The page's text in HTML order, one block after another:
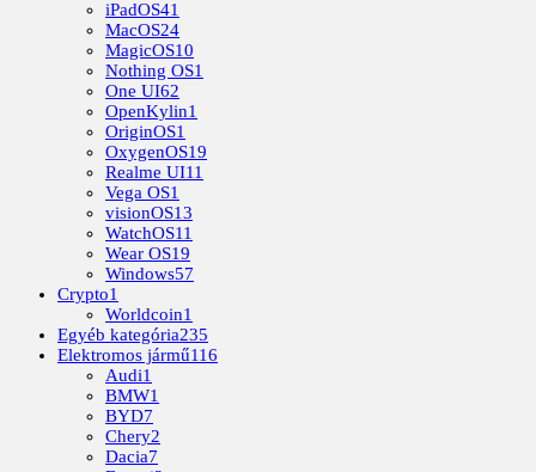
iPadOS41
MacOS24
MagicOS10
Nothing OS1
One UI62
OpenKylin1
OriginOS1
OxygenOS19
Realme UI11
Vega OS1
visionOS13
WatchOS11
Wear OS19
Windows57
Crypto1
Worldcoin1
Egyéb kategória235
Elektromos jármű116
Audi1
BMW1
BYD7
Chery2
Dacia7